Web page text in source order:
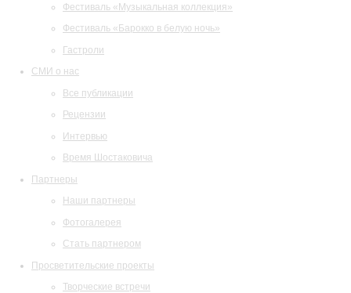
Фестиваль «Музыкальная коллекция»
Фестиваль «Барокко в белую ночь»
Гастроли
СМИ о нас
Все публикации
Рецензии
Интервью
Время Шостаковича
Партнеры
Наши партнеры
Фотогалерея
Стать партнером
Просветительские проекты
Творческие встречи